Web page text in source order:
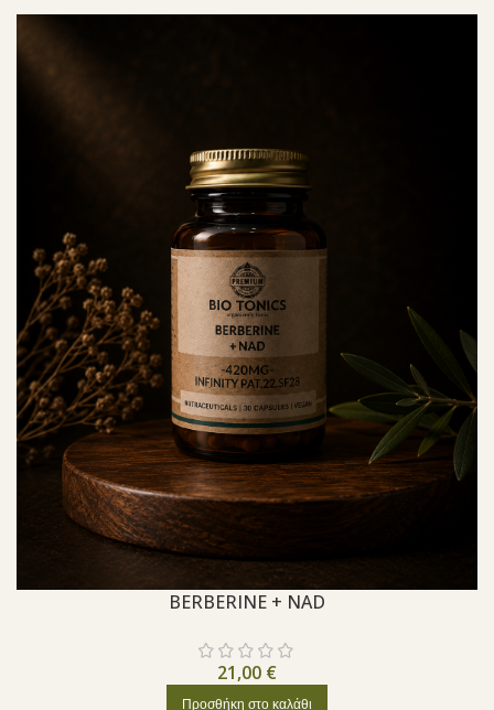
BERBERINE + NAD
21,00 €
Προσθήκη στο καλάθι